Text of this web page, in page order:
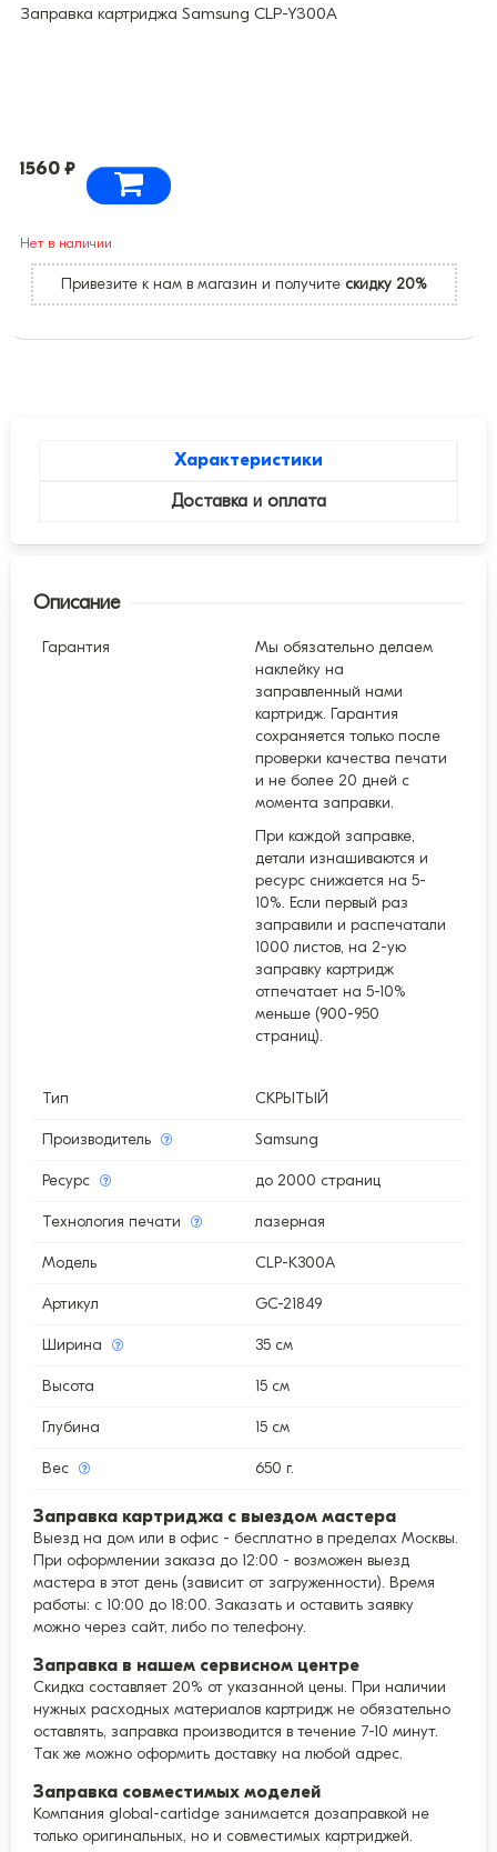
Заправка картриджа Samsung CLP-Y300A
1560 ₽
Нет в наличии
Привезите к нам в магазин и получите скидку 20%
Характеристики
Доставка и оплата
Описание
Гарантия
Мы обязательно делаем
наклейку на
заправленный нами
картридж. Гарантия
сохраняется только после
проверки качества печати
и не более 20 дней с
момента заправки.
При каждой заправке,
детали изнашиваются и
ресурс снижается на 5-
10%. Если первый раз
заправили и распечатали
1000 листов, на 2-ую
заправку картридж
отпечатает на 5-10%
меньше (900-950
страниц).
Тип СКРЫТЫЙ
Производитель Samsung
Ресурс до 2000 страниц
Технология печати лазерная
Модель CLP-K300A
Артикул GC-21849
Ширина 35 см
Высота 15 см
Глубина 15 см
Вес 650 г.
Заправка картриджа с выездом мастера
Выезд на дом или в офис - бесплатно в пределах Москвы.
При оформлении заказа до 12:00 - возможен выезд
мастера в этот день (зависит от загруженности). Время
работы: с 10:00 до 18:00. Заказать и оставить заявку
можно через сайт, либо по телефону.
Заправка в нашем сервисном центре
Скидка составляет 20% от указанной цены. При наличии
нужных расходных материалов картридж не обязательно
оставлять, заправка производится в течение 7-10 минут.
Так же можно оформить доставку на любой адрес.
Заправка совместимых моделей
Компания global-cartidge занимается дозаправкой не
только оригинальных, но и совместимых картриджей.